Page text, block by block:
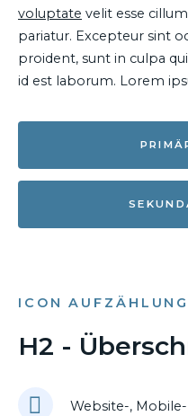
voluptate velit esse
pariatur. Excepteur sint
proident, sunt in culpa
id est laborum. Lorem
ICON AUFZÄHLUNG
H2 -
Website-,